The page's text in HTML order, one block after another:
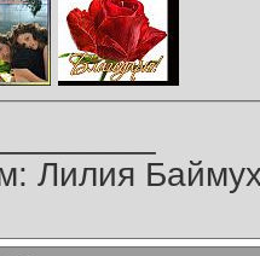
Лилия